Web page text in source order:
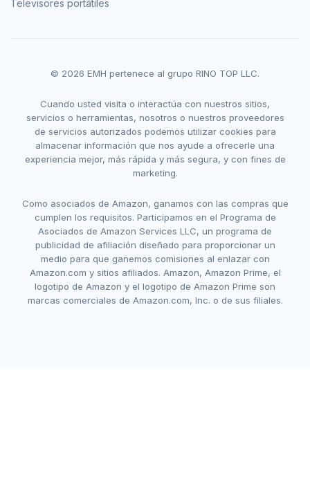
Televisores portátiles
© 2026 EMH pertenece al grupo RINO TOP LLC.
Cuando usted visita o interactúa con nuestros sitios,
servicios o herramientas, nosotros o nuestros proveedores
de servicios autorizados podemos utilizar cookies para
almacenar información que nos ayude a ofrecerle una
experiencia mejor, más rápida y más segura, y con fines de
marketing.
Como asociados de Amazon, ganamos con las compras que
cumplen los requisitos. Participamos en el Programa de
Asociados de Amazon Services LLC, un programa de
publicidad de afiliación diseñado para proporcionar un
medio para que ganemos comisiones al enlazar con
Amazon.com y sitios afiliados. Amazon, Amazon Prime, el
logotipo de Amazon y el logotipo de Amazon Prime son
marcas comerciales de Amazon.com, Inc. o de sus filiales.